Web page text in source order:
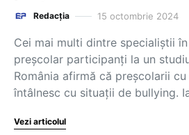
Redacția 15 octombrie 2024
Cei mai multi dintre specialiștii
preșcolar participanți la un
România afirmă că preșcolarii
întâlnesc cu situații de bullying.
Vezi articolul